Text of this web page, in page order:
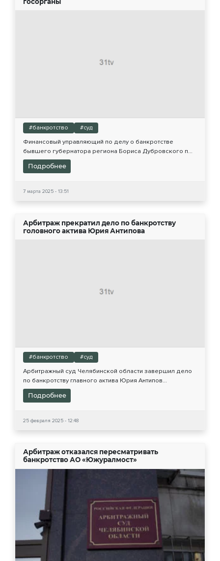
#банкротство #суд
Финансовый управляющий по делу о банкротстве
бывшего губернатора региона Бориса Дубровского п...
Подробнее
7 марта 2025 - 13:51
Арбитраж прекратил дело по банкротству
головного актива Юрия Антипова
#банкротство #суд
Арбитражный суд Челябинской области завершил дело
по банкротству главного актива Юрия Антипов...
Подробнее
25 февраля 2025 - 12:48
Арбитраж отказался пересматривать
банкротство АО «Южуралмост»